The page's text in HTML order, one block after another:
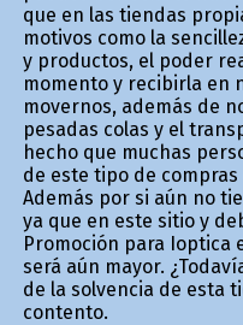
que en las tiendas
motivos como la
y productos, el poder
momento y recibirla en
movernos, además de
pesadas colas y el
hecho que muchas
de este tipo de
Además por si aún no
ya que en este sitio y
Promoción para Ioptica
será aún mayor.
de la solvencia de esta
contento.